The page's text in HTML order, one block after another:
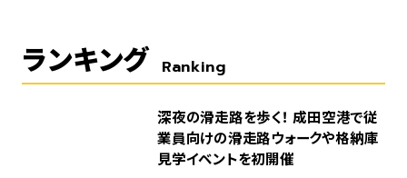
ランキング Ranking
深夜の滑走路を歩く！ 成田空港で従
業員向けの滑走路ウォークや格納庫
見学イベントを初開催